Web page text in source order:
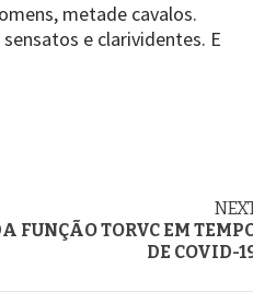
metade cavalos.
e clarividentes. E
FUNÇÃO TORVC EM
DE COVID-